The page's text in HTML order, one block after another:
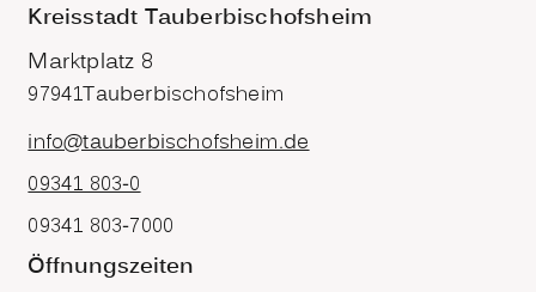
Kreisstadt Tauberbischofsheim
Marktplatz 8
97941Tauberbischofsheim
info@tauberbischofsheim.de
09341 803-0
09341 803-7000
Öffnungszeiten